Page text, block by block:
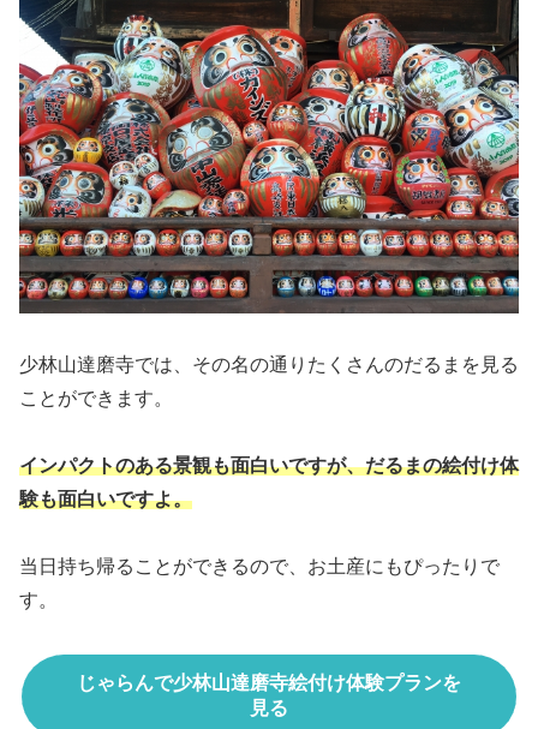
少林山達磨寺では、その名の通りたくさんのだるまを見る
ことができます。
インパクトのある景観も面白いですが、だるまの絵付け体
験も面白いですよ。
当日持ち帰ることができるので、お土産にもぴったりで
す。
じゃらんで少林山達磨寺絵付け体験プランを
見る